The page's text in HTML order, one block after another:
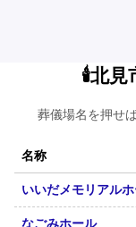
🕯️北見
葬儀場名を押せ
名称
いいだメモリアル
なごみホール